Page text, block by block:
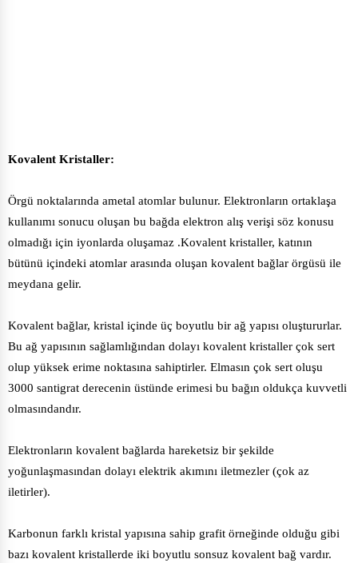
Kovalent Kristaller:
Örgü noktalarında ametal atomlar bulunur. Elektronların ortaklaşa
kullanımı sonucu oluşan bu bağda elektron alış verişi söz konusu
olmadığı için iyonlarda oluşamaz .Kovalent kristaller, katının
bütünü içindeki atomlar arasında oluşan kovalent bağlar örgüsü ile
meydana gelir.
Kovalent bağlar, kristal içinde üç boyutlu bir ağ yapısı oluştururlar.
Bu ağ yapısının sağlamlığından dolayı kovalent kristaller çok sert
olup yüksek erime noktasına sahiptirler. Elmasın çok sert oluşu
3000 santigrat derecenin üstünde erimesi bu bağın oldukça kuvvetli
olmasındandır.
Elektronların kovalent bağlarda hareketsiz bir şekilde
yoğunlaşmasından dolayı elektrik akımını iletmezler (çok az
iletirler).
Karbonun farklı kristal yapısına sahip grafit örneğinde olduğu gibi
bazı kovalent kristallerde iki boyutlu sonsuz kovalent bağ vardır.